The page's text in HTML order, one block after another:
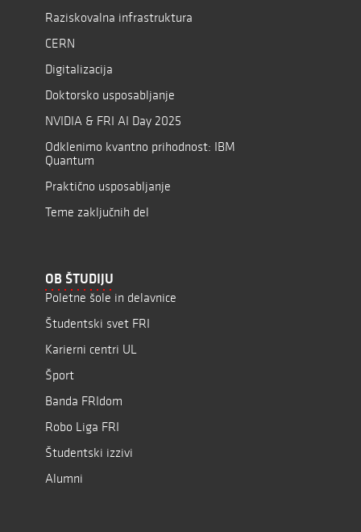
Raziskovalna infrastruktura
CERN
Digitalizacija
Doktorsko usposabljanje
NVIDIA & FRI AI Day 2025
Odklenimo kvantno prihodnost: IBM
Quantum
Praktično usposabljanje
Teme zaključnih del
OB ŠTUDIJU
Poletne šole in delavnice
Študentski svet FRI
Karierni centri UL
Šport
Banda FRIdom
Robo Liga FRI
Študentski izzivi
Alumni